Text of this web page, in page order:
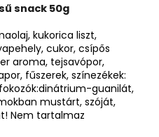
snack 50g
kukorica liszt,
cukor, csípős
aroma, tejsavópor,
fűszerek, színezékek:
guanilát,
mustárt, szóját,
Nem tartalmaz